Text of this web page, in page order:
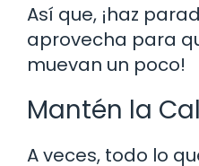
Así que, ¡haz
aprovecha para
muevan un poco!
Mantén la
A veces, todo lo